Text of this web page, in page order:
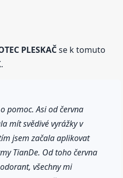
PLESKAČse k tomuto
pomoc. Asi od června
mít svědivé vyrážky v
jsem začala aplikovat
TianDe. Od toho června
všechny mi